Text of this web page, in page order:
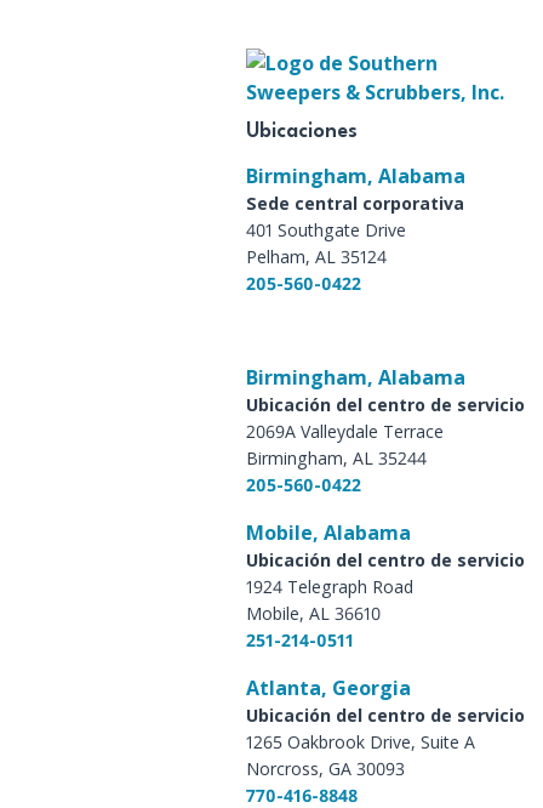
Ubicaciones
Birmingham, Alabama
Sede central corporativa
401 Southgate Drive
Pelham, AL 35124
205-560-0422
Birmingham, Alabama
Ubicación del centro de servicio
2069A Valleydale Terrace
Birmingham, AL 35244
205-560-0422
Mobile, Alabama
Ubicación del centro de servicio
1924 Telegraph Road
Mobile, AL 36610
251-214-0511
Atlanta, Georgia
Ubicación del centro de servicio
1265 Oakbrook Drive, Suite A
Norcross, GA 30093
770-416-8848